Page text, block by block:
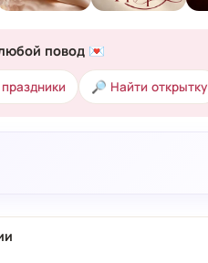
повод 💌
🔎 Найти открытку